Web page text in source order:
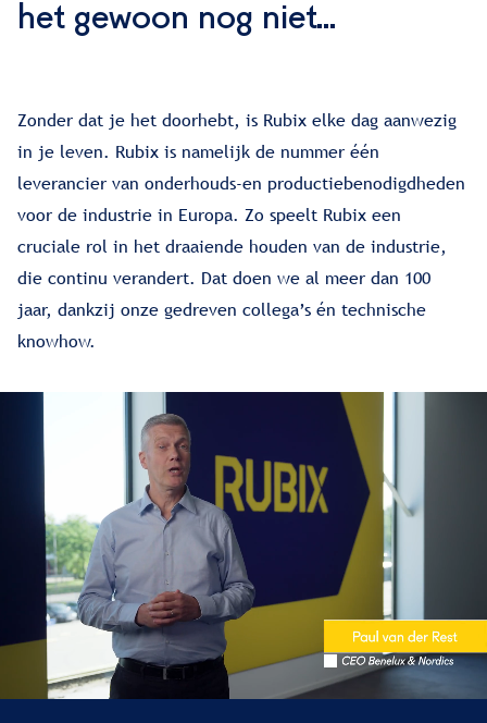
het gewoon nog niet...
Zonder dat je het doorhebt, is Rubix elke dag aanwezig
in je leven. Rubix is namelijk de nummer één
leverancier van onderhouds-en productiebenodigdheden
voor de industrie in Europa. Zo speelt Rubix een
cruciale rol in het draaiende houden van de industrie,
die continu verandert. Dat doen we al meer dan 100
jaar, dankzij onze gedreven collega’s én technische
knowhow.